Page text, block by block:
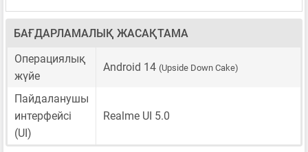
БАҒДАРЛАМАЛЫҚ ЖАСАҚТАМА
Операциялық
жүйе
Android 14 (Upside Down Cake)
Пайдаланушы
интерфейсі
(UI)
Realme UI 5.0